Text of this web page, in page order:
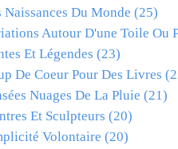
Naissances Du Monde (25)
Autour D'une Toile Ou
Et Légendes (23)
De Coeur Pour Des Livres
Nuages De La Pluie (21)
Et Sculpteurs (20)
Volontaire (20)